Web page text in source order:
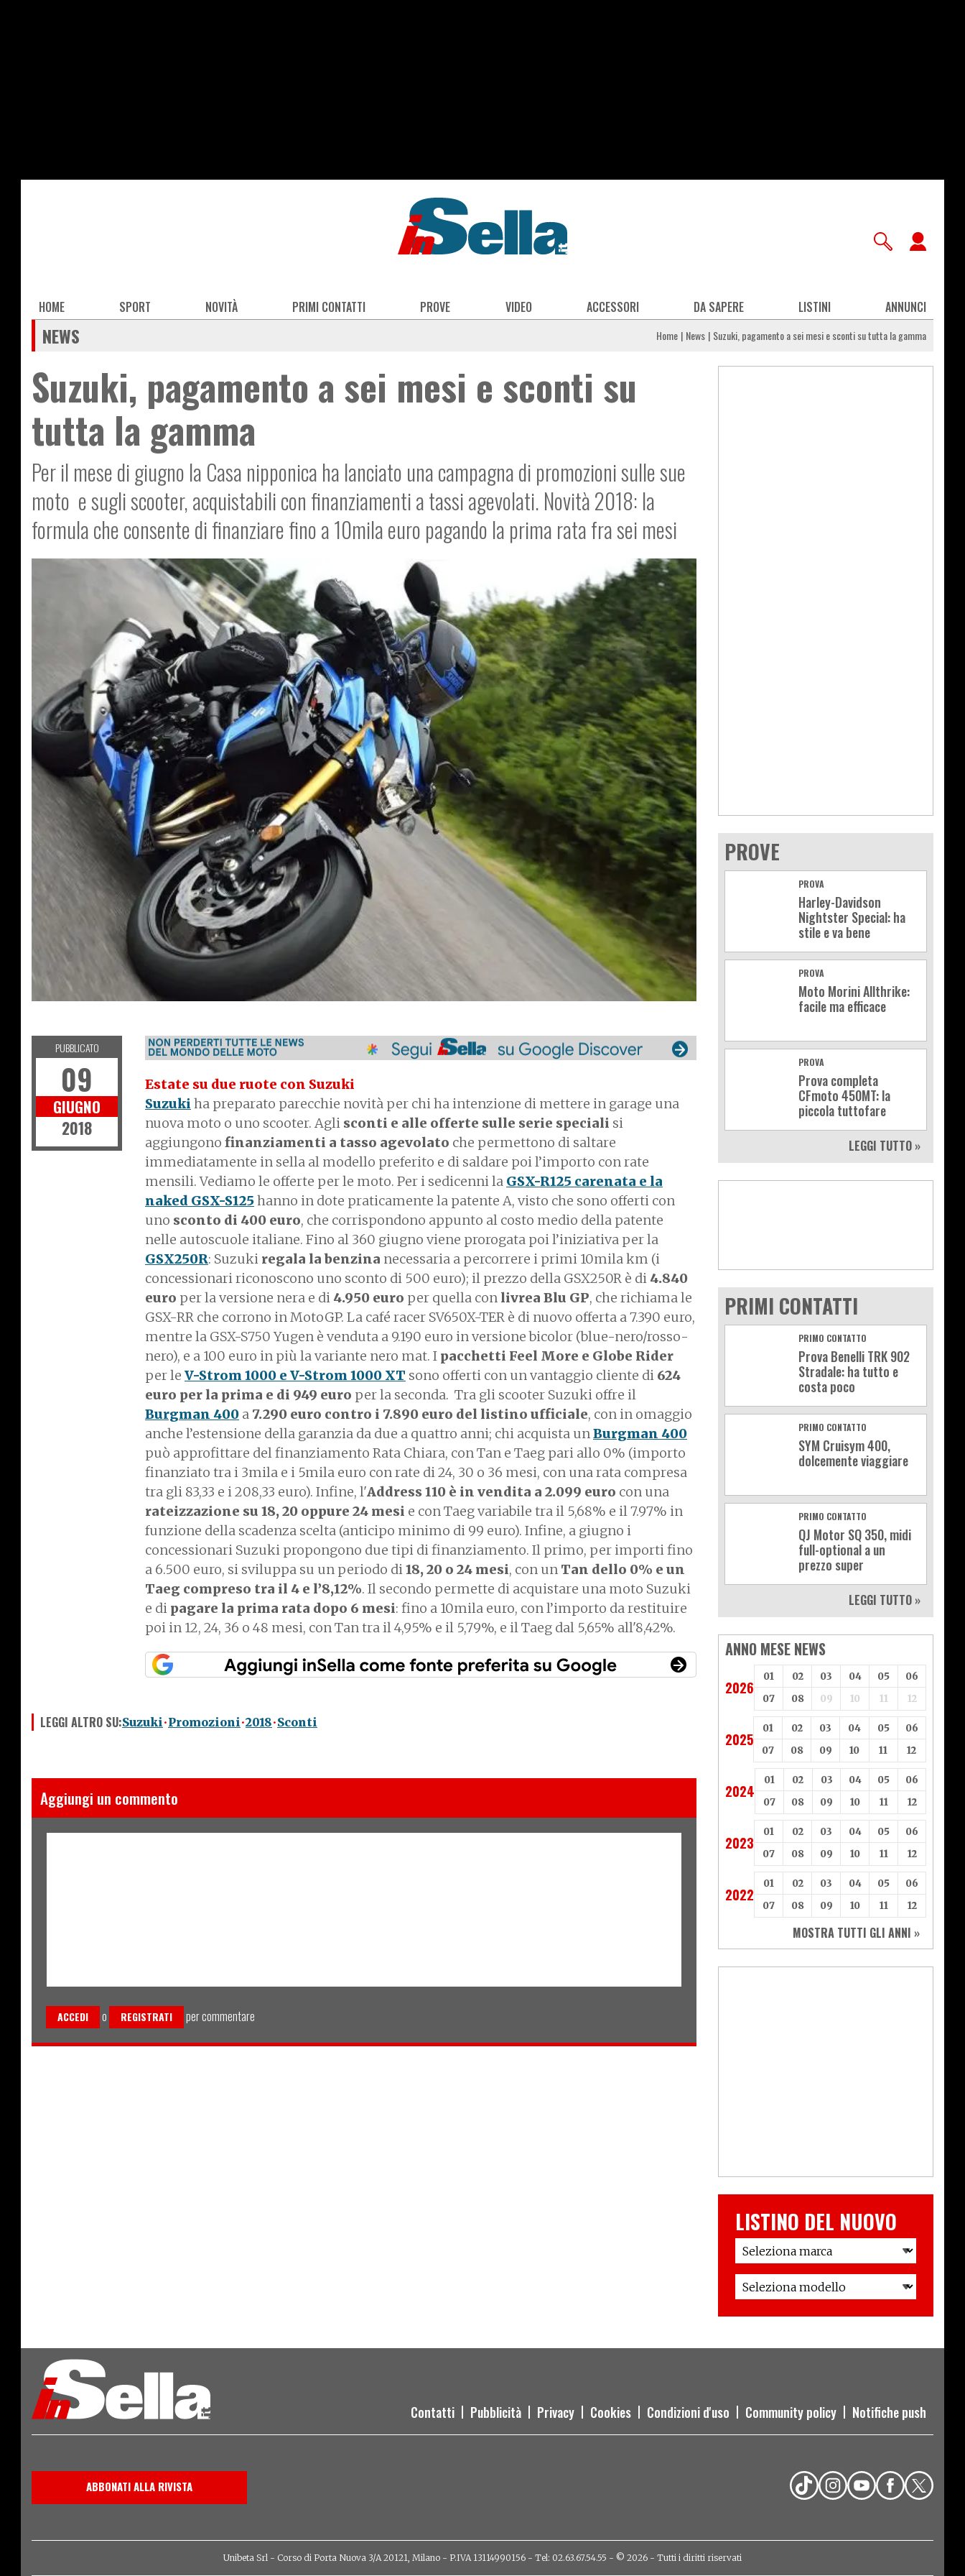
Main
navigation
HOME SPORT NOVITÀ PRIMI CONTATTI PROVE VIDEO ACCESSORI DA SAPERE LISTINI ANNUNCI
NEWS Home News Suzuki, pagamento a sei mesi e sconti su tutta la gamma
Suzuki, pagamento a sei mesi e sconti su
tutta la gamma
Per il mese di giugno la Casa nipponica ha lanciato una campagna di promozioni sulle sue
moto e sugli scooter, acquistabili con finanziamenti a tassi agevolati. Novità 2018: la
formula che consente di finanziare fino a 10mila euro pagando la prima rata fra sei mesi
Estate su due ruote con Suzuki
Suzuki ha preparato parecchie novità per chi ha intenzione di mettere in garage una
nuova moto o uno scooter. Agli sconti e alle offerte sulle serie speciali si
aggiungono finanziamenti a tasso agevolato che permettono di saltare
immediatamente in sella al modello preferito e di saldare poi l’importo con rate
mensili. Vediamo le offerte per le moto. Per i sedicenni la GSX-R125 carenata e la
naked GSX-S125hanno in dote praticamente la patente A, visto che sono offerti con
uno sconto di 400 euro, che corrispondono appunto al costo medio della patente
nelle autoscuole italiane. Fino al 360 giugno viene prorogata poi l’iniziativa per la
GSX250R: Suzuki regala la benzina necessaria a percorrere i primi 10mila km (i
concessionari riconoscono uno sconto di 500 euro); il prezzo della GSX250R è di 4.840
euro per la versione nera e di 4.950 euro per quella con livrea Blu GP, che richiama le
GSX-RR che corrono in MotoGP. La café racer SV650X-TER è di nuovo offerta a 7.390 euro,
mentre la GSX-S750 Yugen è venduta a 9.190 euro in versione bicolor (blue-nero/rosso-
nero), e a 100 euro in più la variante nero mat. I pacchetti Feel More e Globe Rider
per le V-Strom 1000 e V-Strom 1000 XT sono offerti con un vantaggio cliente di 624
euro per la prima e di 949 euro per la seconda. Tra gli scooter Suzuki offre il
Burgman 400 a 7.290 euro contro i 7.890 euro del listino ufficiale, con in omaggio
anche l’estensione della garanzia da due a quattro anni; chi acquista un Burgman 400
può approfittare del finanziamento Rata Chiara, con Tan e Taeg pari allo 0% (importo
finanziato tra i 3mila e i 5mila euro con rate di 24, 30 o 36 mesi, con una rata compresa
tra gli 83,33 e i 208,33 euro). Infine, l'Address 110 è in vendita a 2.099 euro con una
rateizzazione su 18, 20 oppure 24 mesi e con Taeg variabile tra il 5,68% e il 7.97% in
funzione della scadenza scelta (anticipo minimo di 99 euro). Infine, a giugno i
concessionari Suzuki propongono due tipi di finanziamento. Il primo, per importi fino
a 6.500 euro, si sviluppa su un periodo di 18, 20 o 24 mesi, con un Tan dello 0% e un
Taeg compreso tra il 4 e l’8,12%. Il secondo permette di acquistare una moto Suzuki
e di pagare la prima rata dopo 6 mesi: fino a 10mila euro, con l’importo da restituire
poi in 12, 24, 36 o 48 mesi, con Tan tra il 4,95% e il 5,79%, e il Taeg dal 5,65% all'8,42%.
PUBBLICATO
09
GIUGNO
2018
LEGGI ALTRO SU:Suzuki Promozioni 2018 Sconti
Aggiungi un commento
ACCEDI o REGISTRATI per commentare
PROVE
PROVA
Harley-Davidson
Nightster Special: ha
stile e va bene
PROVA
Moto Morini Allthrike:
facile ma efficace
PROVA
Prova completa
CFmoto 450MT: la
piccola tuttofare
LEGGI TUTTO »
PRIMI CONTATTI
PRIMO CONTATTO
Prova Benelli TRK 902
Stradale: ha tutto e
costa poco
PRIMO CONTATTO
SYM Cruisym 400,
dolcemente viaggiare
PRIMO CONTATTO
QJ Motor SQ 350, midi
full-optional a un
prezzo super
LEGGI TUTTO »
ANNO MESE NEWS
2026
01 02 03 04 05
06
07
08 09 10 11 12
2025
01 02 03 04 05
06
07
08 09 10 11 12
2024
01 02 03 04 05
06
07
08 09 10 11 12
2023
01 02 03 04 05
06
07
08 09 10 11 12
2022
01 02 03 04 05
06
07
08 09 10 11 12
MOSTRA TUTTI GLI ANNI »
LISTINO DEL NUOVO
Contatti Pubblicità Privacy Cookies Condizioni d'uso Community policy Notifiche push
ABBONATI ALLA RIVISTA
Unibeta Srl - Corso di Porta Nuova 3/A 20121, Milano - P.IVA 13114990156 - Tel: 02.63.67.54.55 - © 2026 - Tutti i diritti riservati